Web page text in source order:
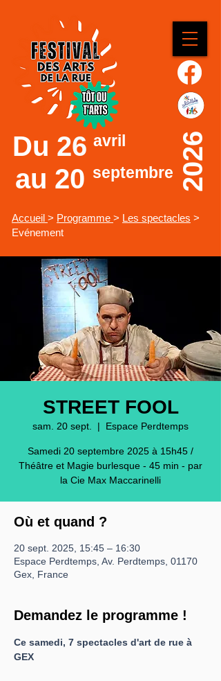
Du 26
au 20
avril
septembre 2026
Accueil > Programme > Les spectacles >
Evénement
STREET FOOL
sam. 20 sept.
  |
Espace Perdtemps
Samedi 20 septembre 2025 à 15h45 /
Théâtre et Magie burlesque - 45 min - par
Où et quand ?
20 sept. 2025, 15:45 – 16:30
Espace Perdtemps, Av. Perdtemps, 01170
Gex, France
Demandez le programme !
Ce samedi, 7 spectacles d'art de rue à
GEX